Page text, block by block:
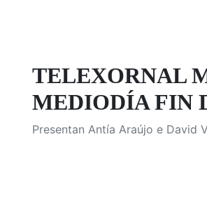
TELEXORNAL
MEDIODÍA FIN
Presentan Antía Araújo e David